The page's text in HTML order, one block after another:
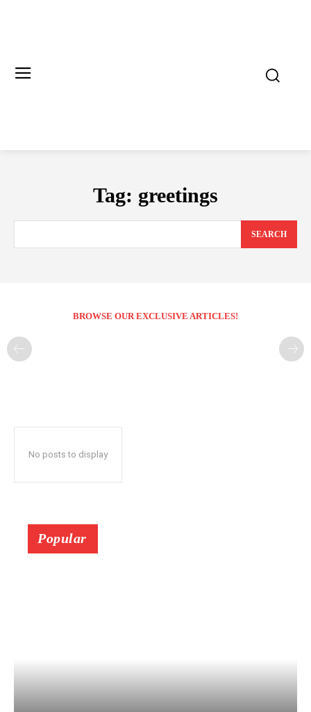
Tag: greetings
SEARCH
BROWSE OUR EXCLUSIVE ARTICLES!
No posts to display
Popular